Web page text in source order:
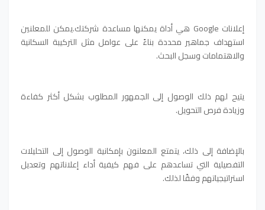
إعلانات Google هي أداة يمكنها مساعدة شركتك.يمكن للمعلنين
استهداف جماهير محددة بناءً على عوامل مثل التركيبة السكانية
والاهتمامات وسجل البحث.
يتيح لهم ذلك الوصول إلى الجمهور المطلوب بشكل أكثر كفاءة
وزيادة فرص التحويل.
بالإضافة إلى ذلك، يتمتع المعلنون بإمكانية الوصول إلى التحليلات
التفصيلية التي تساعدهم على فهم كيفية أداء إعلاناتهم وتعديل
استراتيجياتهم وفقًا لذلك.